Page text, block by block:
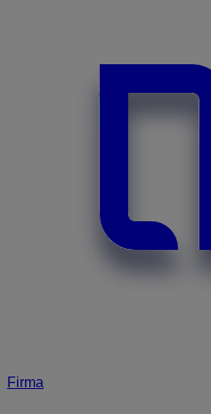
Firma